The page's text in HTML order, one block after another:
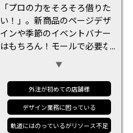
「プロの力をそろそろ借りた
い！」。新商品のページデザ
インや季節のイベントバナー
はもちろん！モールで必要な
ただきます。社内だけではリ
ソース不足という店舗様やデ
ザインはプロにお任せした
い！という店舗様にも選ばれ
ています！
外注が初めての店舗様
デザイン業務に困っている
軌道にはのっているがリソース不足